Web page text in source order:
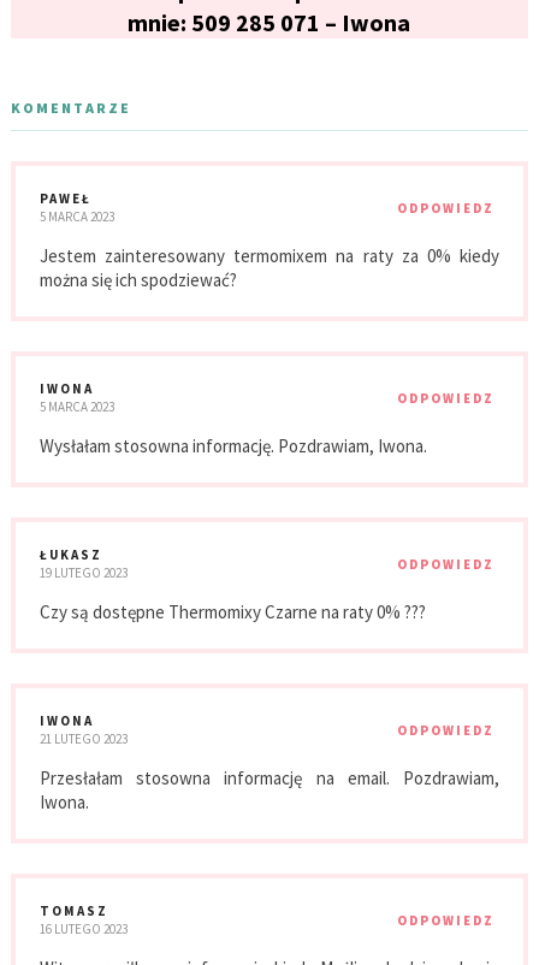
mnie: 509 285 071 – Iwona
KOMENTARZE
PAWEŁ
5 MARCA 2023
ODPOWIEDZ
Jestem zainteresowany termomixem na raty za 0% kiedy
można się ich spodziewać?
IWONA
5 MARCA 2023
ODPOWIEDZ
Wysłałam stosowna informację. Pozdrawiam, Iwona.
ŁUKASZ
19 LUTEGO 2023
ODPOWIEDZ
Czy są dostępne Thermomixy Czarne na raty 0% ???
IWONA
21 LUTEGO 2023
ODPOWIEDZ
Przesłałam stosowna informację na email. Pozdrawiam,
Iwona.
TOMASZ
16 LUTEGO 2023
ODPOWIEDZ